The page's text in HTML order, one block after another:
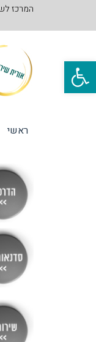
פתח סרגל נגישות
המרכז
ראשי